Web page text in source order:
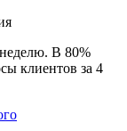
В 80%
клиентов за 4